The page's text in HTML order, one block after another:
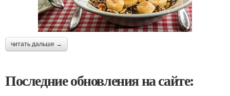
читать дальше →
Последние обновления на сайте: